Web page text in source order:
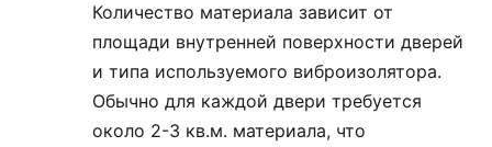
Количество материала зависит от
площади внутренней поверхности дверей
и типа используемого виброизолятора.
Обычно для каждой двери требуется
около 2-3 кв.м. материала, что